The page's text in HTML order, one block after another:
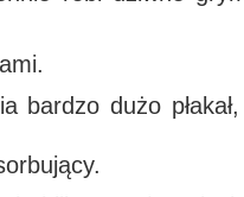
bardzo dużo